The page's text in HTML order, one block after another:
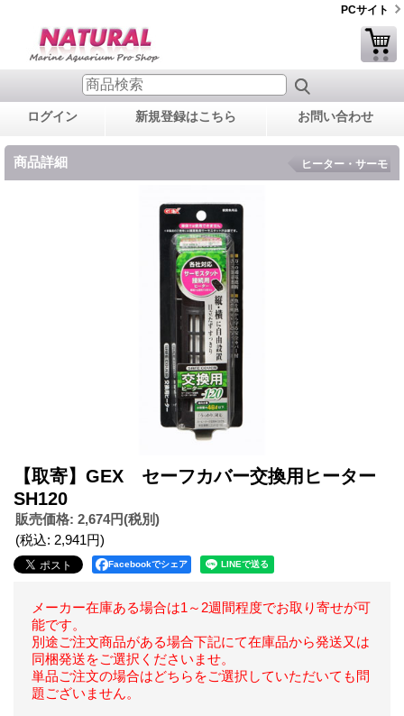
PCサイト
ログイン 新規登録はこちら お問い合わせ
商品詳細 ヒーター・サーモ
【取寄】GEX セーフカバー交換用ヒーター
SH120
販売価格: 2,674円(税別)
(税込: 2,941円)
Facebookでシェア
メーカー在庫ある場合は1～2週間程度でお取り寄せが可
能です。
別途ご注文商品がある場合下記にて在庫品から発送又は
同梱発送をご選択くださいませ。
単品ご注文の場合はどちらをご選択していただいても問
題ございません。